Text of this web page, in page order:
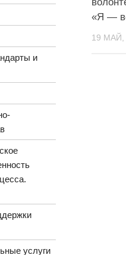
«Я —
19 МАЙ,
и
услуги